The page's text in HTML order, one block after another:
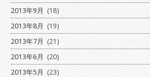
2013年9月 (18)
2013年8月 (19)
2013年7月 (21)
2013年6月 (20)
2013年5月 (23)